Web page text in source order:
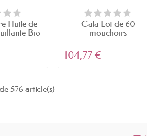
Huile de
Bio
Cala Lot de 60
mouchoirs
104,77 €
576 article(s)